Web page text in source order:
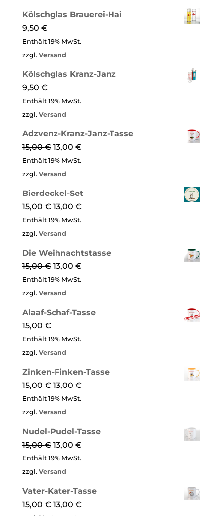
Kölschglas Brauerei-Hai
9,50 €
Enthält 19% MwSt.
zzgl. Versand
Kölschglas Kranz-Janz
9,50 €
Enthält 19% MwSt.
zzgl. Versand
Adzvenz-Kranz-Janz-Tasse
15,00€ 13,00 €
Enthält 19% MwSt.
zzgl. Versand
Bierdeckel-Set
15,00€ 13,00 €
Enthält 19% MwSt.
zzgl. Versand
Die Weih­nachts­tasse
15,00€ 13,00 €
Enthält 19% MwSt.
zzgl. Versand
Alaaf-Schaf-Tasse
15,00 €
Enthält 19% MwSt.
zzgl. Versand
Zinken-Finken-Tasse
15,00€ 13,00 €
Enthält 19% MwSt.
zzgl. Versand
Nudel-Pudel-Tasse
15,00€ 13,00 €
Enthält 19% MwSt.
zzgl. Versand
Vater-Kater-Tasse
15,00€ 13,00 €